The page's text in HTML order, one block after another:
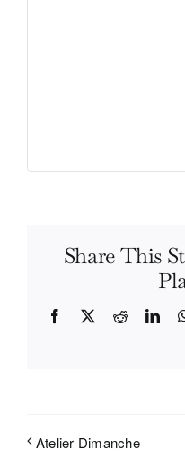
Share This
Facebook
X Reddit
Atelier Dimanche